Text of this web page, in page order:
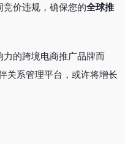
价违规，确保您的全球推
的跨境电商推广品牌而
关系管理平台，或许将增长